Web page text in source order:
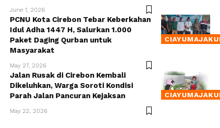
June 1, 2026
PCNU Kota Cirebon Tebar Keberkahan
Idul Adha 1447 H, Salurkan 1.000
Paket Daging Qurban untuk
Masyarakat
May 27, 2026
Jalan Rusak di Cirebon Kembali
Dikeluhkan, Warga Soroti Kondisi
Parah Jalan Pancuran Kejaksan
May 22, 2026